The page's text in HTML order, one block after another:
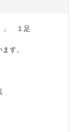
　１足
す。